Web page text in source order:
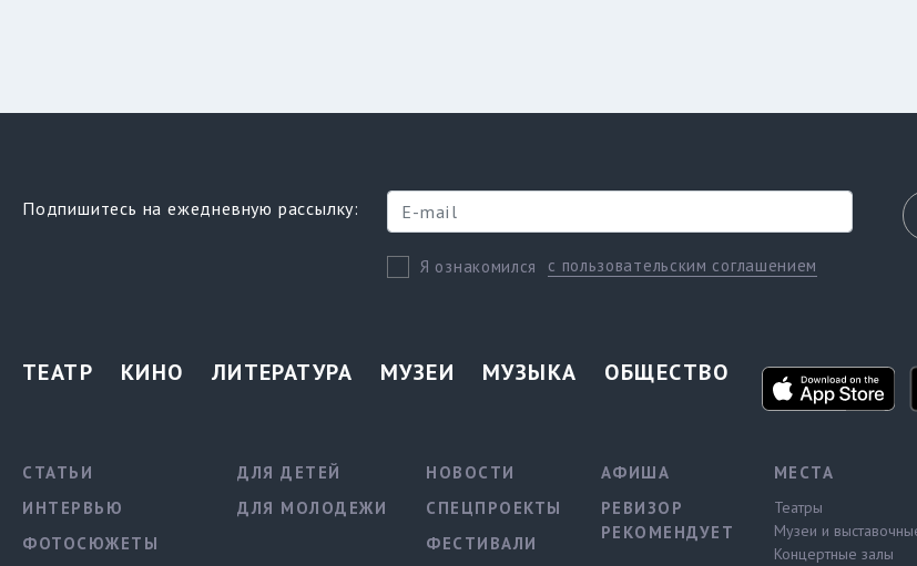
Подпишитесь на ежедневную рассылку:
Я ознакомился с пользовательским соглашением
ТЕАТР КИНО ЛИТЕРАТУРА МУЗЕИ МУЗЫКА ОБЩЕСТВО
СТАТЬИ
ИНТЕРВЬЮ
ФОТОСЮЖЕТЫ
ДЛЯ ДЕТЕЙ
ДЛЯ МОЛОДЕЖИ
НОВОСТИ
СПЕЦПРОЕКТЫ
ФЕСТИВАЛИ
АФИША
РЕВИЗОР
РЕКОМЕНДУЕТ
МЕСТА
Театры
Музеи и
Концертные залы